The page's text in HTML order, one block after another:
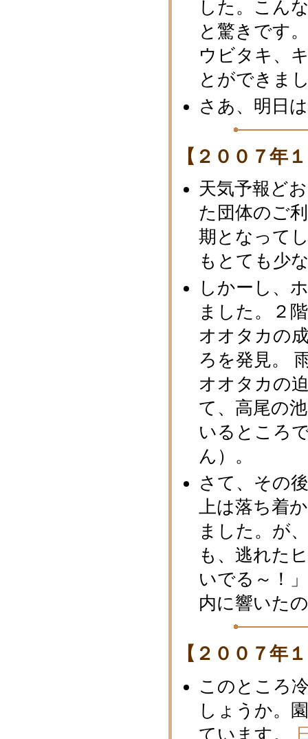
した。こん
と驚きです
ウビタキ、
とができま
さあ、明日
【２００７年
天気予報ど
た団体のご
期となって
もとても少
しかーし、
ました。２
オオタカの
ろを発見。
オオタカの
て、高尾の
いるところ
ん）。
さて、その
上は落ち着
ました。が
も、逃れた
いでる～！
内に響いた
【２００７年
このところ
しょうか。
ています。